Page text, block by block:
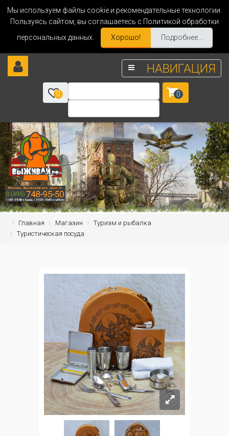
Мы используем файлы cookie и рекомендательные технологии.
Пользуясь сайтом, вы соглашаетесь с Политикой обработки
персональных данных.
Хорошо! Подробнее...
НАВИГАЦИЯ
0 0
Главная Магазин
Туризм и рыбалка
Туристическая посуда